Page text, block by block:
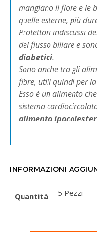
mangiano il fiore e le
quelle esterne, più
Protettori indiscussi
del flusso biliare e
diabetici.
Sono anche tra gli
fibre, utili quindi per
Esso è un alimento
sistema
alimento
INFORMAZIONI
Quantità 5 Pezzi